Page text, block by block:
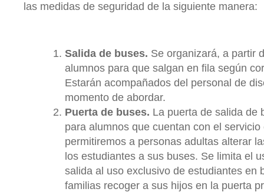
las medidas de seguridad de la siguiente manera:
Salida de buses. Se organizará, a partir
alumnos para que salgan en fila según
Estarán acompañados del personal de
momento de abordar.
Puerta de buses. La puerta de salida de
para alumnos que cuentan con el
permitiremos a personas adultas alterar
los estudiantes a sus buses. Se limita el
salida al uso exclusivo de estudiantes en
familias recoger a sus hijos en la puerta